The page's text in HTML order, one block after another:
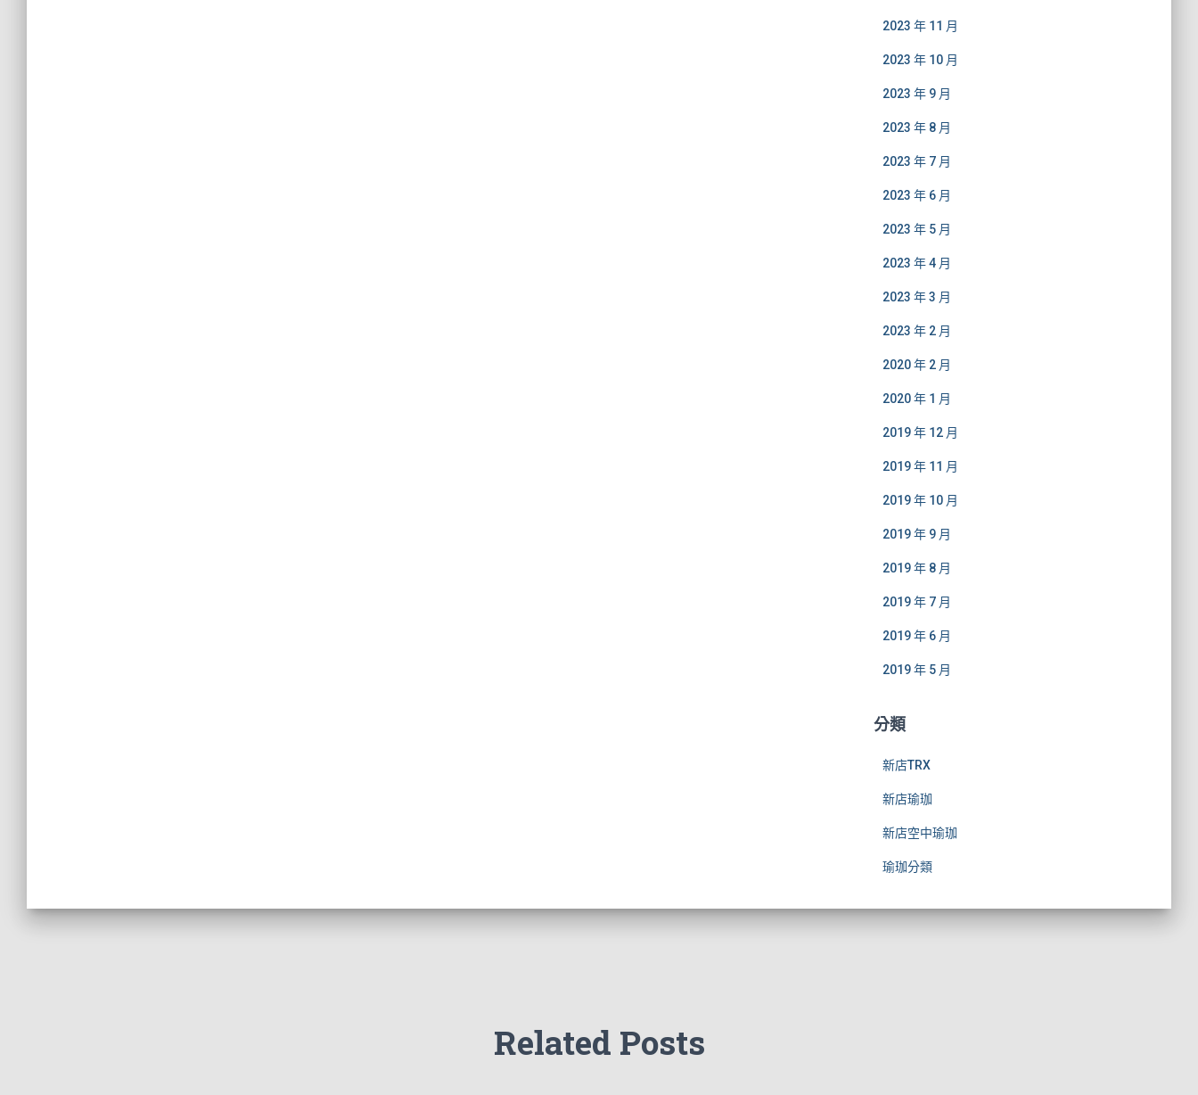
2023 年 11 月
2023 年 10 月
2023 年 9 月
2023 年 8 月
2023 年 7 月
2023 年 6 月
2023 年 5 月
2023 年 4 月
2023 年 3 月
2023 年 2 月
2020 年 2 月
2020 年 1 月
2019 年 12 月
2019 年 11 月
2019 年 10 月
2019 年 9 月
2019 年 8 月
2019 年 7 月
2019 年 6 月
2019 年 5 月
分類
新店TRX
新店瑜珈
新店空中瑜珈
瑜珈分類
Related Posts